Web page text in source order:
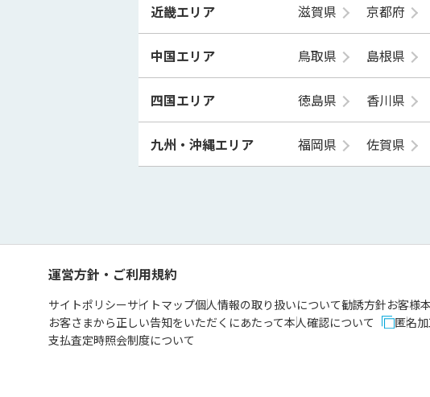
近畿エリア 滋賀県 京都府
中国エリア 鳥取県 島根県
四国エリア 徳島県 香川県
九州・沖縄エリア 福岡県 佐賀県
運営方針・ご利用規約
サイトポリシーサイトマップ個人情報の取り扱いについて勧誘方針お客様
お客さまから正しい告知をいただくにあたって本人確認について 匿名
支払査定時照会制度について